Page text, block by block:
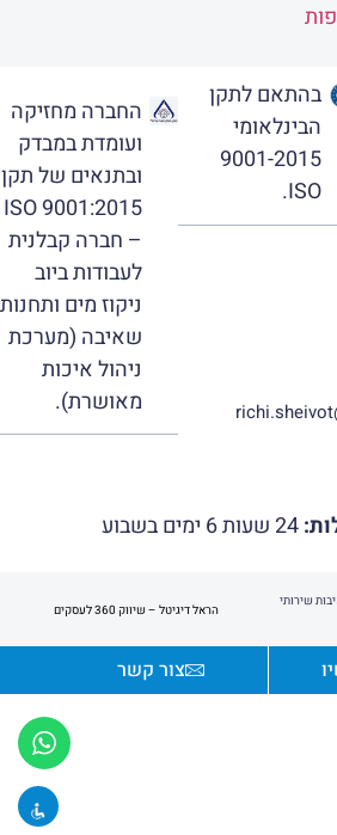
בהתאם לתקן
הבינלאומי
9001-2015
ISO.
החברה מחזיקה
ועומדת במבדק
ובתנאים של תקן
ISO 9001:2015
– חברה קבלנית
לעבודות ביוב
ניקוז מים ותחנות
שאיבה (מערכת
ניהול איכות
מאושרת).
24 שעות 6 ימים בשבוע
שירותי
הראל דיגיטל – שיווק 360 לעסקים
צור קשר